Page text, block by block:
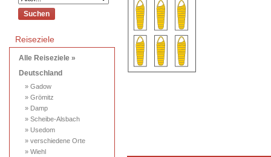
Reiseziele
Alle Reiseziele »
Deutschland
» Gadow
» Grömitz
» Damp
» Scheibe-Alsbach
» Usedom
» verschiedene Orte
» Wiehl